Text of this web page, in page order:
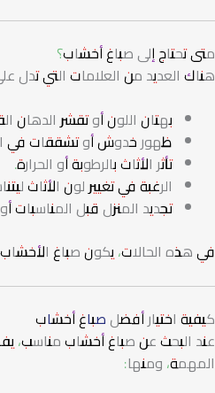
متى تحتاج إلى صباغ أخشاب؟
هناك العديد من العلامات التي تدل
بهتان اللون أو تقشر الدهان
ظهور خدوش أو تشققات في
تأثر الأثاث بالرطوبة أو الحرارة.
الرغبة في تغيير لون الأثاث
تجديد المنزل قبل المناسبات
في هذه الحالات، يكون صباغ الأخشاب
كيفية اختيار أفضل صباغ أخشاب
عند البحث عن صباغ أخشاب مناسب،
المهمة، ومنها: